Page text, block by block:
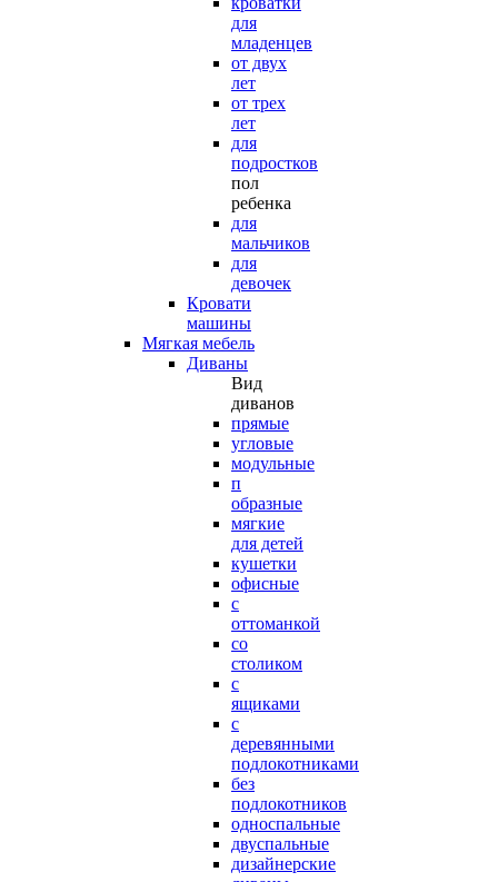
для
младенцев
от двух
лет
от трех
лет
для
подростков
пол
ребенка
для
мальчиков
для
девочек
Кровати
машины
Мягкая мебель
Диваны
Вид
диванов
прямые
угловые
модульные
п
образные
мягкие
для детей
кушетки
офисные
с
оттоманкой
со
столиком
с
ящиками
с
деревянными
подлокотниками
без
подлокотников
односпальные
двуспальные
дизайнерские